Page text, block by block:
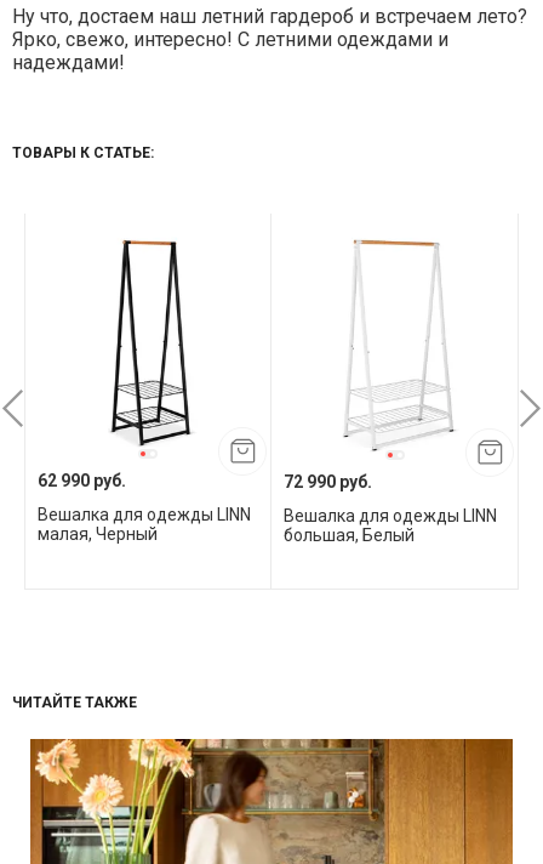
Ну что, достаем наш летний гардероб и встречаем лето?
Ярко, свежо, интересно! С летними одеждами и
надеждами!
ТОВАРЫ К СТАТЬЕ:
62 990 руб.
Вешалка для одежды LINN
малая, Черный
72 990 руб.
Вешалка для одежды LINN
большая, Белый
ЧИТАЙТЕ ТАКЖЕ